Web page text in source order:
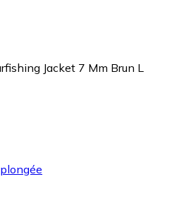
Jacket 7 Mm Brun L